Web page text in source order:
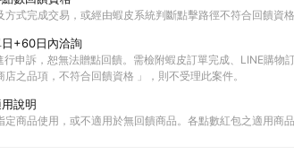
式完成交易，或經由蝦皮系統判斷點擊路徑不符合回饋資格
+60日內洽詢
申訴，恕無法贈點回饋。需檢附蝦皮訂單完成、LINE購物
店之品項，不符合回饋資格 」，則不受理此案件。
說明
定商品使用，或不適用於無回饋商品。各點數紅包之適用商